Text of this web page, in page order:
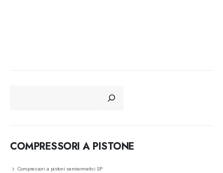
COMPRESSORI A PISTONE
Compressori a pistoni semiermetici SP